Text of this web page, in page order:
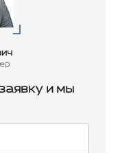
и мы